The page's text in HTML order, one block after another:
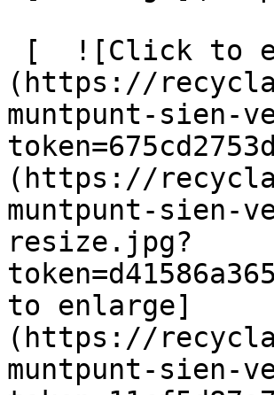
(https://
muntpunt-sien-
(https://
muntpunt-sien-
resize.jpg?
to enlarge]
(https://
muntpunt-sien-